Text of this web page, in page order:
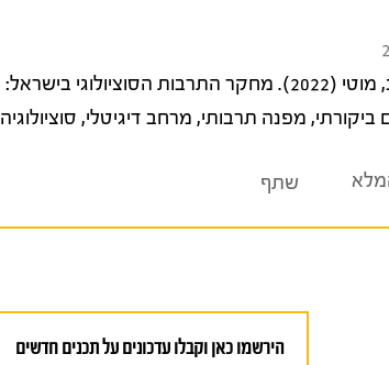
התרבות הסוציולוגי בישראל: מצב הדברים.
ביקורתי, מפנה תרבותי, מרחב דיגיטלי, סוציולוגיה
שתף
הירשמו כאן וקבלו עדכונים על תכנים חדשים